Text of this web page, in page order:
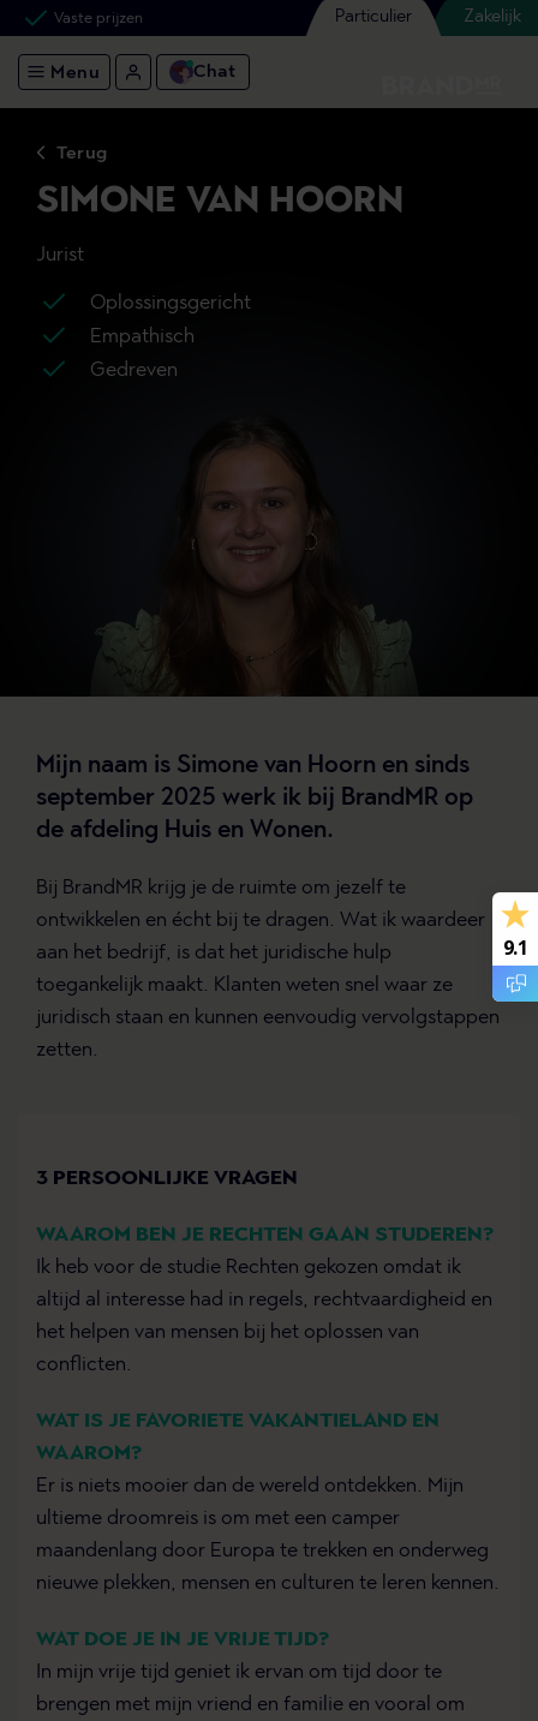
Vaste prijzen Particulier Zakelijk
Menu Chat
Terug
SIMONE VAN HOORN
Jurist
Oplossingsgericht
Empathisch
Gedreven
Mijn naam is Simone van Hoorn en sinds
september 2025 werk ik bij BrandMR op
de afdeling Huis en Wonen.
Bij BrandMR krijg je de ruimte om jezelf te
ontwikkelen en écht bij te dragen. Wat ik waardeer
aan het bedrijf, is dat het juridische hulp
toegankelijk maakt. Klanten weten snel waar ze
juridisch staan en kunnen eenvoudig vervolgstappen
zetten.
3 PERSOONLIJKE VRAGEN
WAAROM BEN JE RECHTEN GAAN STUDEREN?
Ik heb voor de studie Rechten gekozen omdat ik
altijd al interesse had in regels, rechtvaardigheid en
het helpen van mensen bij het oplossen van
conflicten.
WAT IS JE FAVORIETE VAKANTIELAND EN
WAAROM?
Er is niets mooier dan de wereld ontdekken. Mijn
ultieme droomreis is om met een camper
maandenlang door Europa te trekken en onderweg
nieuwe plekken, mensen en culturen te leren kennen.
WAT DOE JE IN JE VRIJE TIJD?
In mijn vrije tijd geniet ik ervan om tijd door te
brengen met mijn vriend en familie en vooral om
9.1